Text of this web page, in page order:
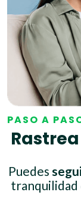
PASO A
Puedes
tranquilidad